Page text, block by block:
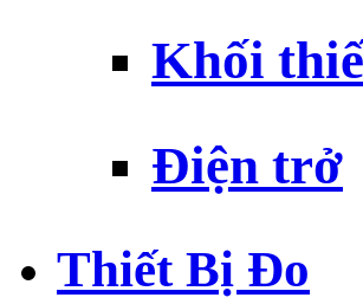
Khối
Điện trở
Thiết Bị Đo